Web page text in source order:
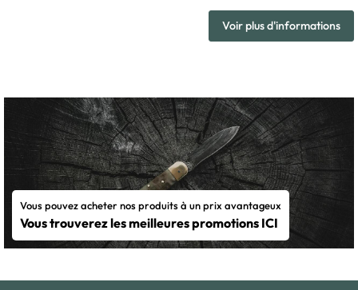
Voir plus d'informations
Vous pouvez acheter nos produits à un prix avantageux
Vous trouverez les meilleures promotions ICI